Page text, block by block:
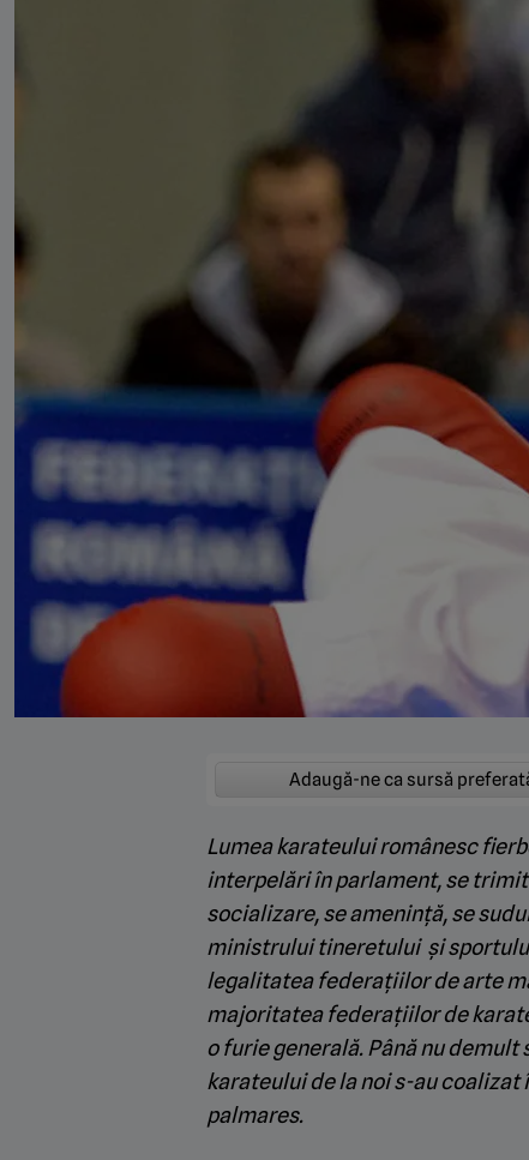
Adaugă-ne ca sursă
Lumea karateului românesc
interpelări în parlament, se
socializare, se amenință, se
ministrului tineretului și
legalitatea federațiilor de arte
majoritatea federațiilor de
o furie generală. Până nu
karateului de la noi s-au
palmares.